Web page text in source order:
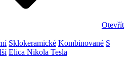
Otevřít
Sklokeramické Kombinované S
Elica Nikola Tesla